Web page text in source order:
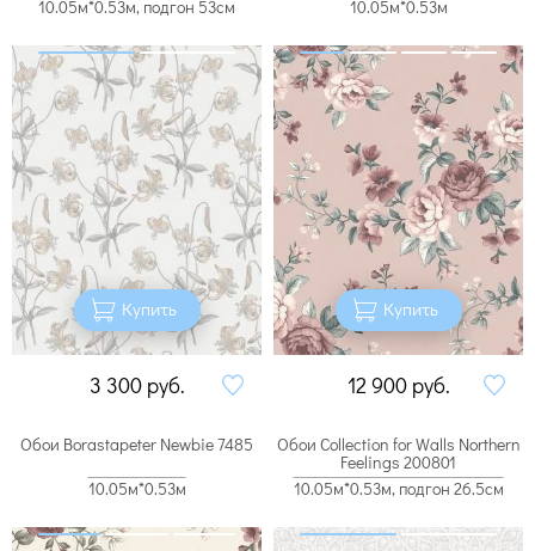
10.05м*0.53м, подгон 53см
Купить
3 300 руб.
10.05м*0.53м
Купить
12 900 руб.
Обои Borastapeter Newbie 7485
10.05м*0.53м
Обои Collection for Walls Northern
Feelings 200801
10.05м*0.53м, подгон 26.5см